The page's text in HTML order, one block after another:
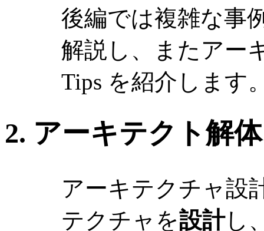
後編では複雑な事
解説し、またアー
Tips を紹介します
2. アーキテクト解
アーキテクチャ設
テクチャを設計し